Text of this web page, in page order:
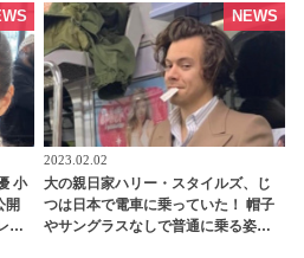
-
なの？［写真あり］ - tvgroove
小
開
が
2023.02.02
大の親日家ハリー・スタイルズ、じ
つは日本で電車に乗っていた！ 帽子
やサングラスなしで普通に乗る姿に
NEWS